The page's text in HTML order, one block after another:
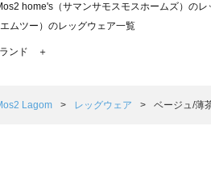
home's（サマンサモスモスホームズ）のレ
ムツー）のレッグウェア一覧
Samansa Mos2（ツハルバイサマンサモスモ
Lagom（サマンサモスモス ラーゴム）のレ
ンド ＋
Lagom レッグウェア ベージュ/薄